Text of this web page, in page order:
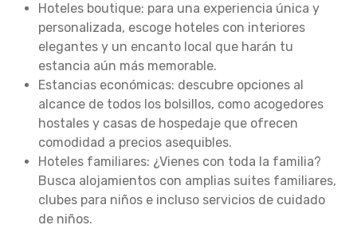
Hoteles boutique: para una experiencia única y
personalizada, escoge hoteles con interiores
elegantes y un encanto local que harán tu
estancia aún más memorable.
Estancias económicas: descubre opciones al
alcance de todos los bolsillos, como acogedores
hostales y casas de hospedaje que ofrecen
comodidad a precios asequibles.
Hoteles familiares: ¿Vienes con toda la familia?
Busca alojamientos con amplias suites familiares,
clubes para niños e incluso servicios de cuidado
de niños.